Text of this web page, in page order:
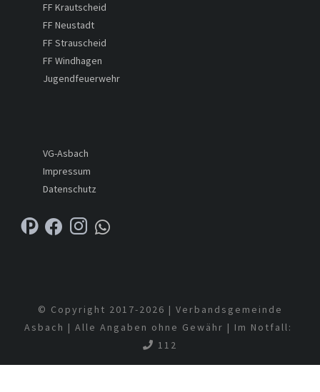
FF Krautscheid
FF Neustadt
FF Strauscheid
FF Windhagen
Jugendfeuerwehr
VG-Asbach
Impressum
Datenschutz
© Copyright 2017-2026 | Verbandsgemeinde
Asbach | Alle Angaben ohne Gewähr | Im Notfall:
112